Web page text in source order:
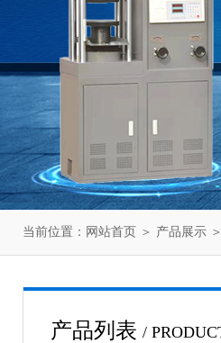
当前位置： 网站首页 ＞ 产品展示
产品列表 /